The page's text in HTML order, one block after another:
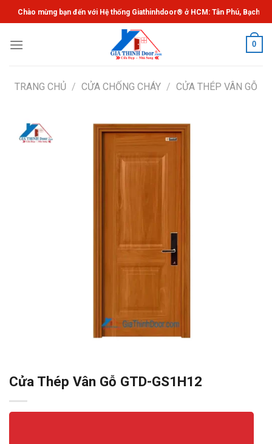
Chuyển
đến
dung
Chào mừng bạn đến với Hệ thống Giathinhdoor® ở HCM: Tân Phú, Bạch
0
TRANG CHỦ / CỬA CHỐNG CHÁY / CỬA THÉP VÂN GỖ
Cửa Thép Vân Gỗ GTD-GS1H12